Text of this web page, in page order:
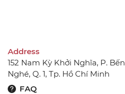
Address
152 Nam Kỳ Khởi Nghĩa, P. Bến
Nghé, Q. 1, Tp. Hồ Chí Minh
FAQ